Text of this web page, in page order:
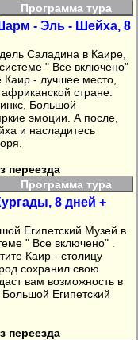
Программа тура
- Эль - Шейха, 8
Саладина в Каире,
" Все включено"
Каир - лучшее место,
стране.
Большой
эмоции. А после,
и насладитесь
переезда
Программа тура
8 дней +
Египетский Музей в
" Все включено" .
Каир - столицу
сохранил свою
вам возможность в
Египетский
переезда